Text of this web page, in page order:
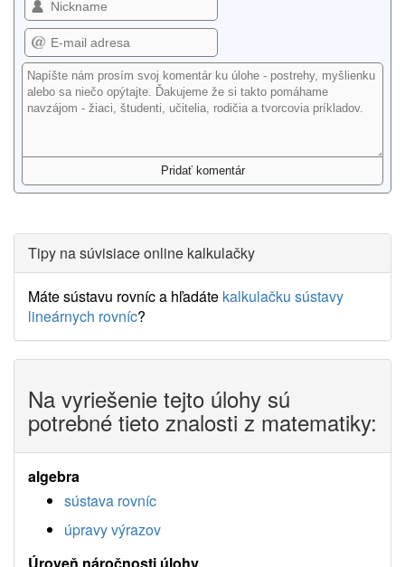
Tipy na súvisiace online kalkulačky
Máte sústavu rovníc a hľadáte kalkulačku sústavy
lineárnych rovníc?
Na vyriešenie tejto úlohy sú
potrebné tieto znalosti z matematiky:
algebra
sústava rovníc
úpravy výrazov